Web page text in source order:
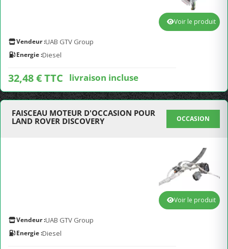
Vendeur :UAB GTV Group
Energie :Diesel
32,48 € TTC livraison incluse
Voir le produit
FAISCEAU MOTEUR D'OCCASION POUR
LAND ROVER DISCOVERY
OCCASION
Vendeur :UAB GTV Group
Energie :Diesel
Voir le produit